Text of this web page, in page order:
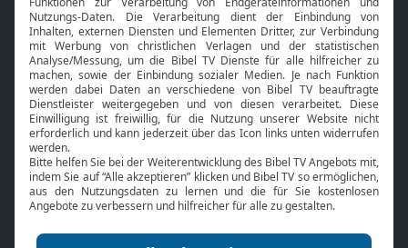
HbbTV
Bibelthek Online-Bibel
Nächster Gottesdienst
Bibel TV
Über uns
Jobs
Mediadaten
Service
Kontakt
TV-Empfang